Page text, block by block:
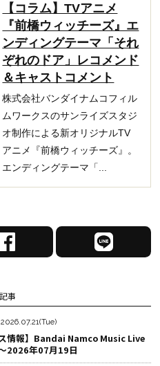
【コラム】TVアニメ
『前橋ウィッチーズ』エ
ンディングテーマ「それ
ぞれのドア」レコメンド
＆キャストコメント
株式会社バンダイナムコフィル
ムワークスのサンライズスタジ
オ制作による新オリジナルTV
アニメ『前橋ウィッチーズ』。
エンディングテーマ「...
L
I
シ
ェ
ア
事
2026.07.21(Tue)
ス情報】Bandai Namco Music Live
2026年07月19日